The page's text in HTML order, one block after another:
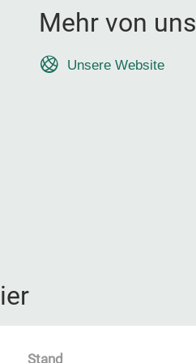
Mehr von uns
Unsere Website
Stand